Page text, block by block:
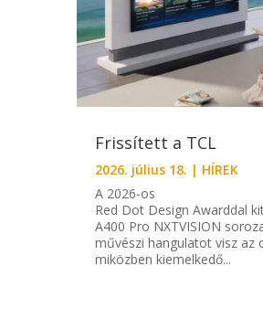
Frissített a TCL
2026. július 18. | HÍREK
A 2026-os
Red Dot Design Awarddal
A400 Pro NXTVISION
művészi hangulatot visz az
miközben kiemelkedő...